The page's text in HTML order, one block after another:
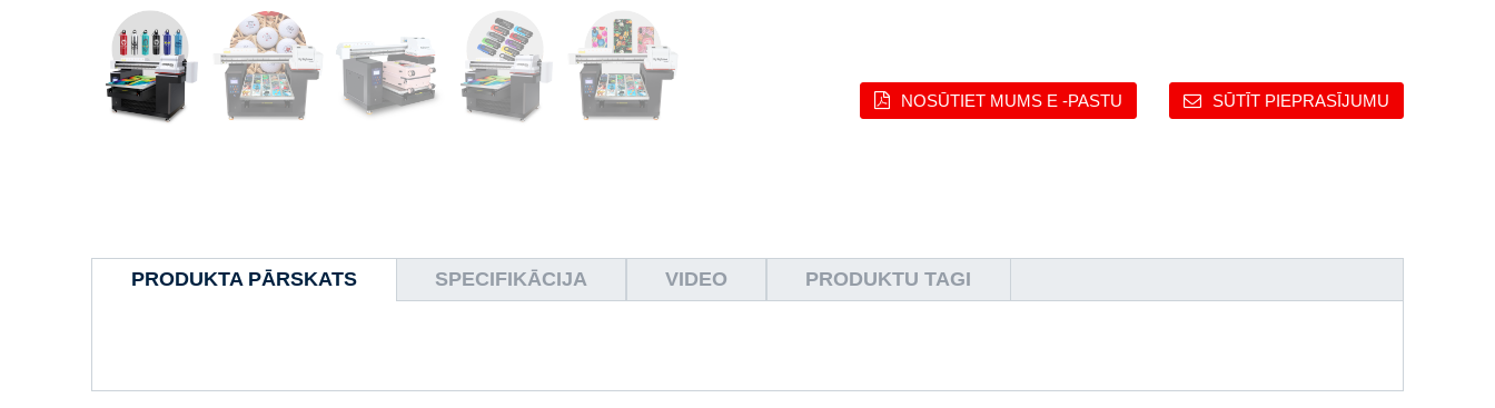
NOSŪTIET MUMS E -PASTU SŪTĪT PIEPRASĪJUMU
PRODUKTA PĀRSKATS SPECIFIKĀCIJA VIDEO PRODUKTU TAGI